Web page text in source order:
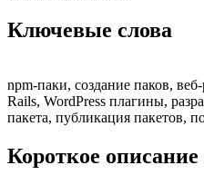
Ключевые слова
npm-паки, создание паков,
Rails, WordPress плагины,
пакета, публикация пакетов,
Короткое описание